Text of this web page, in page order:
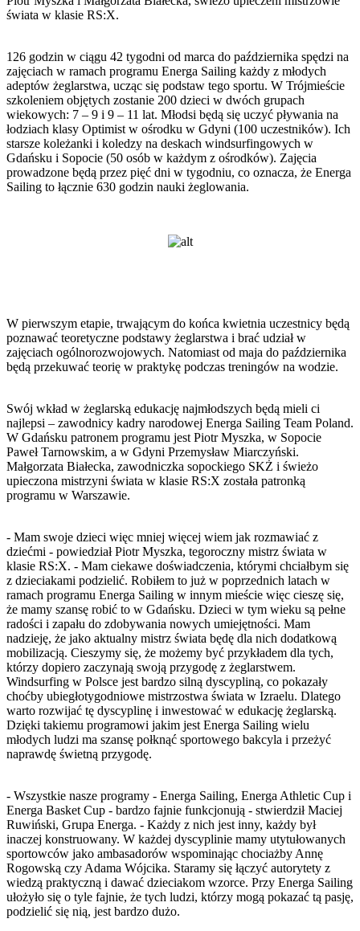
świata w klasie RS:X.
126 godzin w ciągu 42 tygodni od marca do października spędzi na
zajęciach w ramach programu Energa Sailing każdy z młodych
adeptów żeglarstwa, ucząc się podstaw tego sportu. W Trójmieście
szkoleniem objętych zostanie 200 dzieci w dwóch grupach
wiekowych: 7 – 9 i 9 – 11 lat. Młodsi będą się uczyć pływania na
łodziach klasy Optimist w ośrodku w Gdyni (100 uczestników). Ich
starsze koleżanki i koledzy na deskach windsurfingowych w
Gdańsku i Sopocie (50 osób w każdym z ośrodków). Zajęcia
prowadzone będą przez pięć dni w tygodniu, co oznacza, że Energa
Sailing to łącznie 630 godzin nauki żeglowania.
W pierwszym etapie, trwającym do końca kwietnia uczestnicy będą
poznawać teoretyczne podstawy żeglarstwa i brać udział w
zajęciach ogólnorozwojowych. Natomiast od maja do października
będą przekuwać teorię w praktykę podczas treningów na wodzie.
Swój wkład w żeglarską edukację najmłodszych będą mieli ci
najlepsi – zawodnicy kadry narodowej Energa Sailing Team Poland.
W Gdańsku patronem programu jest Piotr Myszka, w Sopocie
Paweł Tarnowskim, a w Gdyni Przemysław Miarczyński.
Małgorzata Białecka, zawodniczka sopockiego SKŻ i świeżo
upieczona mistrzyni świata w klasie RS:X została patronką
programu w Warszawie.
- Mam swoje dzieci więc mniej więcej wiem jak rozmawiać z
dziećmi - powiedział Piotr Myszka, tegoroczny mistrz świata w
klasie RS:X. - Mam ciekawe doświadczenia, którymi chciałbym się
z dzieciakami podzielić. Robiłem to już w poprzednich latach w
ramach programu Energa Sailing w innym mieście więc cieszę się,
że mamy szansę robić to w Gdańsku. Dzieci w tym wieku są pełne
radości i zapału do zdobywania nowych umiejętności. Mam
nadzieję, że jako aktualny mistrz świata będę dla nich dodatkową
mobilizacją. Cieszymy się, że możemy być przykładem dla tych,
którzy dopiero zaczynają swoją przygodę z żeglarstwem.
Windsurfing w Polsce jest bardzo silną dyscypliną, co pokazały
choćby ubiegłotygodniowe mistrzostwa świata w Izraelu. Dlatego
warto rozwijać tę dyscyplinę i inwestować w edukację żeglarską.
Dzięki takiemu programowi jakim jest Energa Sailing wielu
młodych ludzi ma szansę połknąć sportowego bakcyla i przeżyć
naprawdę świetną przygodę.
- Wszystkie nasze programy - Energa Sailing, Energa Athletic Cup i
Energa Basket Cup - bardzo fajnie funkcjonują - stwierdził Maciej
Ruwiński, Grupa Energa. - Każdy z nich jest inny, każdy był
inaczej konstruowany. W każdej dyscyplinie mamy utytułowanych
sportowców jako ambasadorów wspominając chociażby Annę
Rogowską czy Adama Wójcika. Staramy się łączyć autorytety z
wiedzą praktyczną i dawać dzieciakom wzorce. Przy Energa Sailing
ułożyło się o tyle fajnie, że tych ludzi, którzy mogą pokazać tą pasję,
podzielić się nią, jest bardzo dużo.